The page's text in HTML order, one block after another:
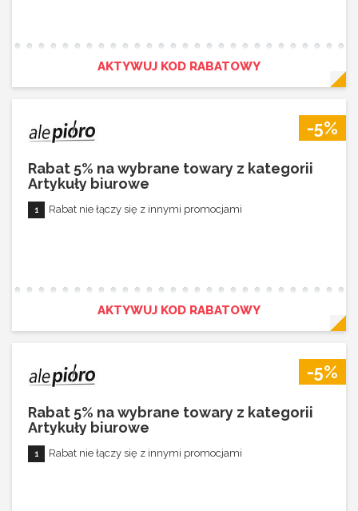
AKTYWUJ KOD RABATOWY
-5%
Rabat 5% na wybrane towary z kategorii
Artykuły biurowe
Rabat nie łączy się z innymi promocjami
AKTYWUJ KOD RABATOWY
-5%
Rabat 5% na wybrane towary z kategorii
Artykuły biurowe
Rabat nie łączy się z innymi promocjami